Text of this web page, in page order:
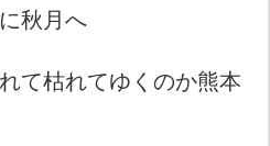
秋月へ
て枯れてゆくのか熊本